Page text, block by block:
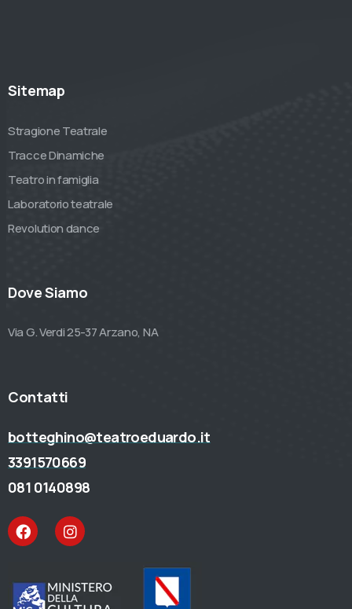
Sitemap
Stragione Teatrale
Tracce Dinamiche
Teatro in famiglia
Laboratorio teatrale
Revolution dance
Dove Siamo
Via G. Verdi 25-37 Arzano, NA
Contatti
botteghino@teatroeduardo.it
3391570669
081 0140898